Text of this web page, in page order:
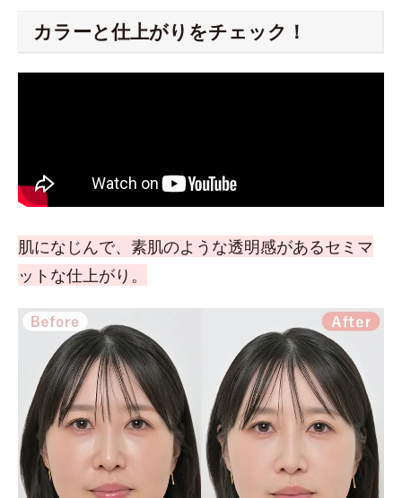
カラーと仕上がりをチェック！
肌になじんで、素肌のような透明感があるセミマ
ットな仕上がり。